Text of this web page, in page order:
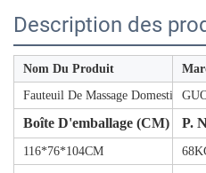
Description des
Nom Du Produit
Fauteuil De Massage Domestique
Boîte D'emballage (CM) P.
116*76*104CM